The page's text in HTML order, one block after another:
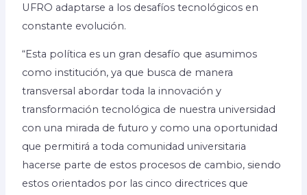
UFRO adaptarse a los desafíos tecnológicos en
constante evolución.
“Esta política es un gran desafío que asumimos
como institución, ya que busca de manera
transversal abordar toda la innovación y
transformación tecnológica de nuestra universidad
con una mirada de futuro y como una oportunidad
que permitirá a toda comunidad universitaria
hacerse parte de estos procesos de cambio, siendo
estos orientados por las cinco directrices que